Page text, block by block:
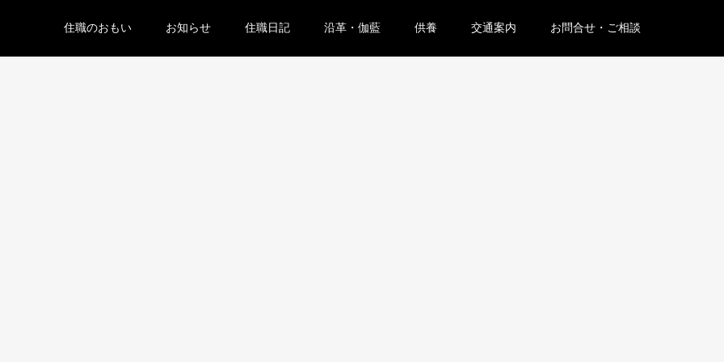
住職のおもい お知らせ 住職日記 沿革・伽藍 供養 交通案内 お問合せ・ご相談